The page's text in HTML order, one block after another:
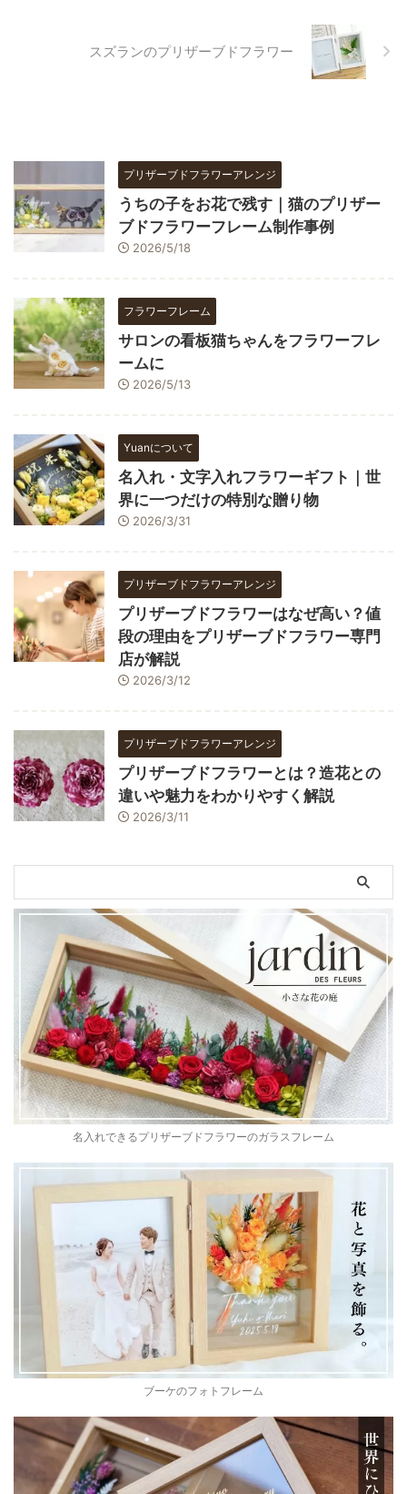
スズランのプリザーブドフラワー
プリザーブドフラワーアレンジ
うちの子をお花で残す｜猫のプリザー
ブドフラワーフレーム制作事例
2026/5/18
フラワーフレーム
サロンの看板猫ちゃんをフラワーフレ
ームに
2026/5/13
Yuanについて
名入れ・文字入れフラワーギフト｜世
界に一つだけの特別な贈り物
2026/3/31
プリザーブドフラワーアレンジ
プリザーブドフラワーはなぜ高い？値
段の理由をプリザーブドフラワー専門
店が解説
2026/3/12
プリザーブドフラワーアレンジ
プリザーブドフラワーとは？造花との
違いや魅力をわかりやすく解説
2026/3/11
名入れできるプリザーブドフラワーのガラスフレーム
ブーケのフォトフレーム